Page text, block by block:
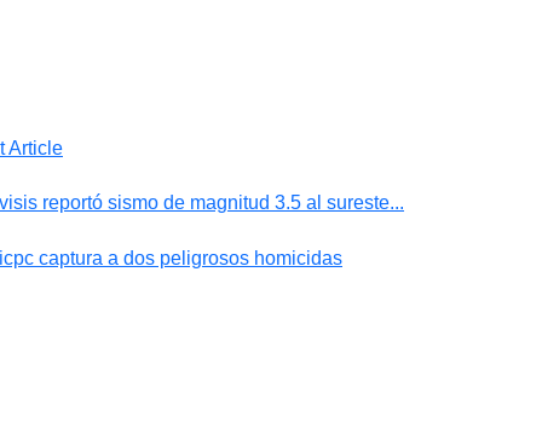
Article
reportó sismo de magnitud 3.5 al sureste...